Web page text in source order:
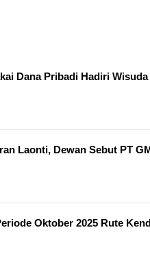
Dana Pribadi Hadiri
Laonti, Dewan Sebut PT
Oktober 2025 Rute